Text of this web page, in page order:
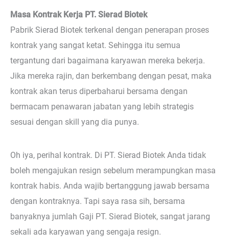
Masa Kontrak Kerja PT. Sierad Biotek
Pabrik Sierad Biotek terkenal dengan penerapan proses
kontrak yang sangat ketat. Sehingga itu semua
tergantung dari bagaimana karyawan mereka bekerja.
Jika mereka rajin, dan berkembang dengan pesat, maka
kontrak akan terus diperbaharui bersama dengan
bermacam penawaran jabatan yang lebih strategis
sesuai dengan skill yang dia punya.
Oh iya, perihal kontrak. Di PT. Sierad Biotek Anda tidak
boleh mengajukan resign sebelum merampungkan masa
kontrak habis. Anda wajib bertanggung jawab bersama
dengan kontraknya. Tapi saya rasa sih, bersama
banyaknya jumlah Gaji PT. Sierad Biotek, sangat jarang
sekali ada karyawan yang sengaja resign.